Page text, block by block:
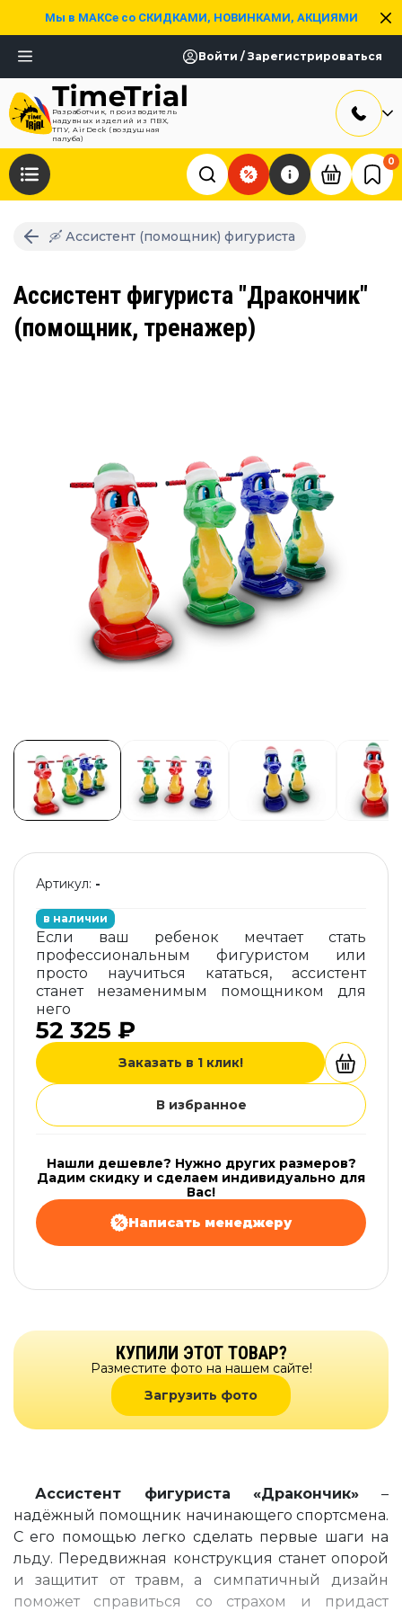
Мы в МАКСе со СКИДКАМИ, НОВИНКАМИ, АКЦИЯМИ
Войти / Зарегистрироваться
Разработчик, производитель
надувных изделий из ПВХ,
ТПУ, AirDeck (воздушная
палуба)
0
🛶 Ассистент (помощник) фигуриста
Ассистент фигуриста "Дракончик"
(помощник, тренажер)
Артикул: -
в наличии
Если ваш ребенок мечтает стать
профессиональным фигуристом или
просто научиться кататься, ассистент
станет незаменимым помощником для
него
52 325 ₽
Заказать в 1 клик!
В избранное
Нашли дешевле? Нужно других размеров?
Дадим скидку и сделаем индивидуально для
Вас!
Написать менеджеру
КУПИЛИ ЭТОТ ТОВАР?
Разместите фото на нашем сайте!
Загрузить фото
Ассистент фигуриста «Дракончик» –
надёжный помощник начинающего спортсмена.
С его помощью легко сделать первые шаги на
льду. Передвижная конструкция станет опорой
и защитит от травм, а симпатичный дизайн
поможет справиться со страхом и придаст